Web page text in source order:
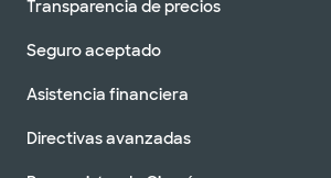
Transparencia de precios
Seguro aceptado
Asistencia financiera
Directivas avanzadas